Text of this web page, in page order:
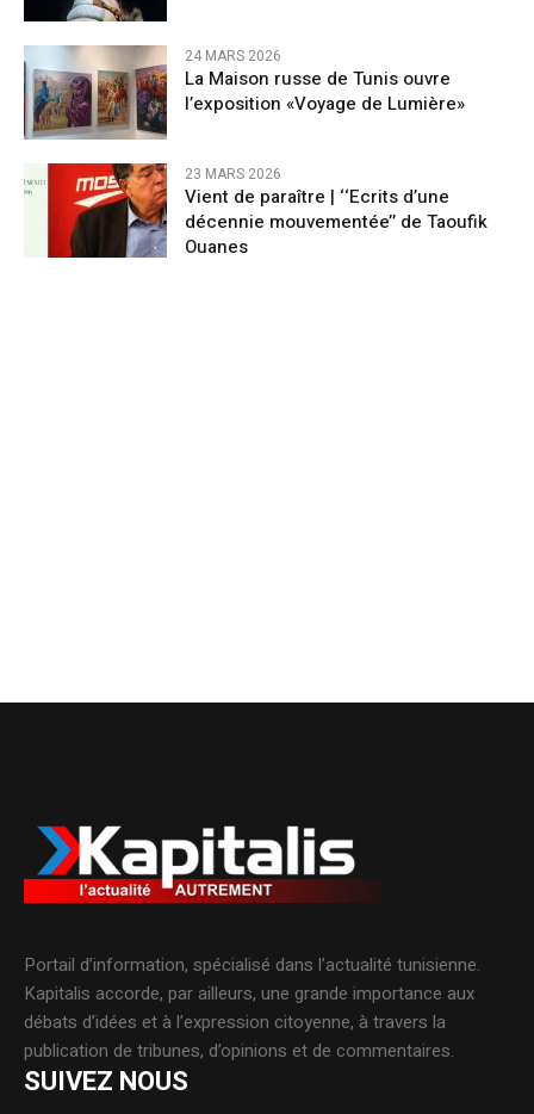
24 MARS 2026
La Maison russe de Tunis ouvre
l’exposition «Voyage de Lumière»
23 MARS 2026
Vient de paraître | ‘‘Ecrits d’une
décennie mouvementée’’ de Taoufik
Ouanes
Portail d’information, spécialisé dans l’actualité tunisienne.
Kapitalis accorde, par ailleurs, une grande importance aux
débats d’idées et à l’expression citoyenne, à travers la
publication de tribunes, d’opinions et de commentaires.
SUIVEZ NOUS